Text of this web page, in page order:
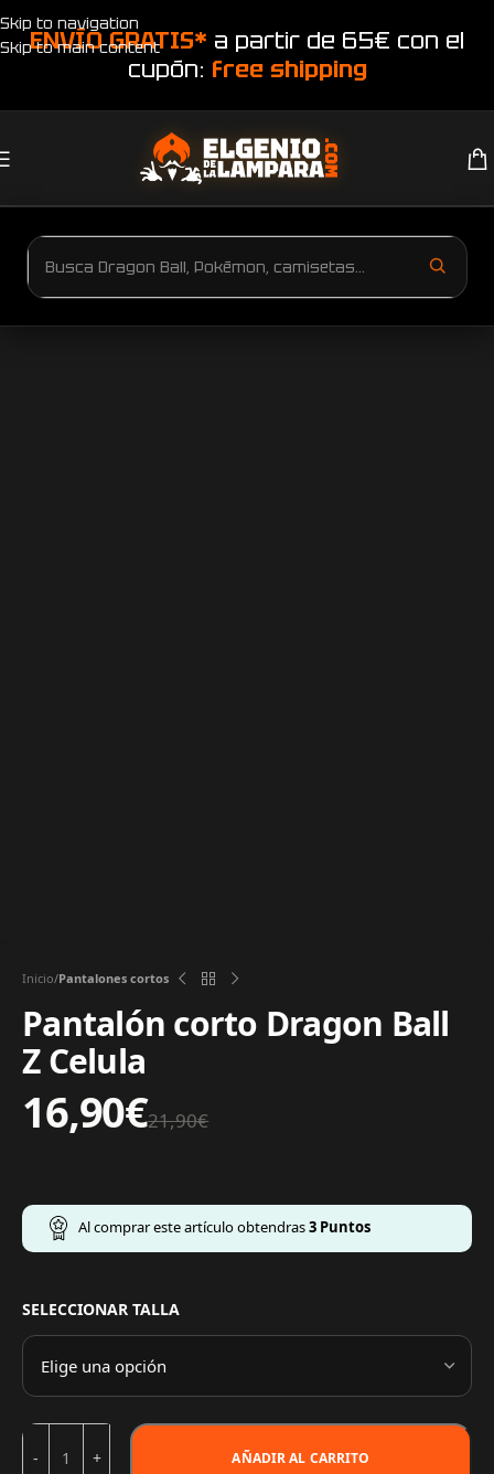
Skip to navigation
Skip to main content
ENVÍO GRATIS* a partir de 65€ con el
cupón: free shipping
Inicio Pantalones cortos
Pantalón corto Dragon Ball
Z Celula
21,90€
16,90€
Al comprar este artículo obtendras3 Puntos
SELECCIONAR TALLA
AÑADIR AL CARRITO